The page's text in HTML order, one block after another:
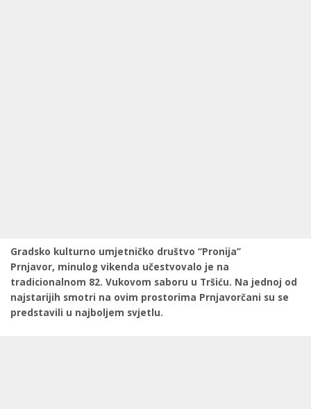
Gradsko kulturno umjetničko društvo “Pronija”
Prnjavor, minulog vikenda učestvovalo je na
tradicionalnom 82. Vukovom saboru u Tršiću. Na jednoj od
najstarijih smotri na ovim prostorima Prnjavorčani su se
predstavili u najboljem svjetlu.